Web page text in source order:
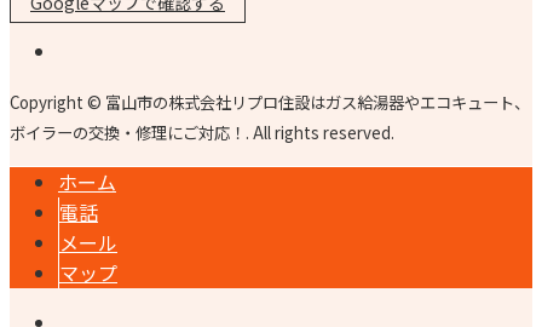
Copyright © 富山市の株式会社リプロ住設はガス給湯器やエコキュート、
ボイラーの交換・修理にご対応！. All rights reserved.
ホーム
電話
メール
マップ